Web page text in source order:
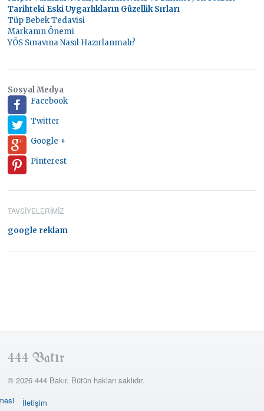
Tarihteki Eski Uygarlıkların Güzellik Sırları
Tüp Bebek Tedavisi
Markanın Önemi
YÖS Sınavına Nasıl Hazırlanmalı?
Sosyal Medya
Facebook
Twitter
Google +
Pinterest
TAVSIYELERIMIZ
google reklam
444 Bakır
© 2026 444 Bakır. Bütün hakları saklıdır.
İletişim